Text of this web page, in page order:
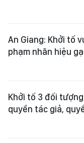
An Giang: Khởi tố
phạm nhãn hiệu
Khởi tố 3 đối
quyền tác giả,